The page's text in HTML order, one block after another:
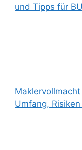
und Tipps für
Umfang,